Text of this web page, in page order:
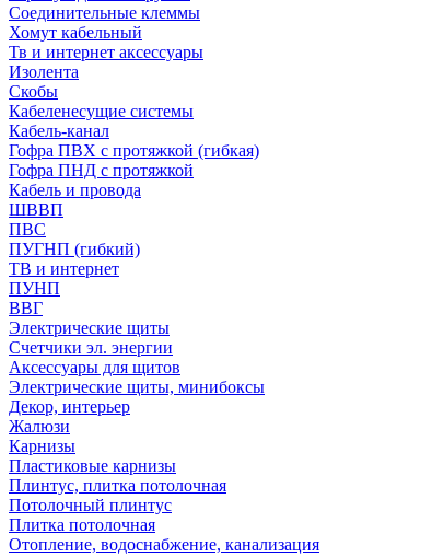
Соединительные клеммы
Хомут кабельный
Тв и интернет аксессуары
Изолента
Скобы
Кабеленесущие системы
Кабель-канал
Гофра ПВХ с протяжкой (гибкая)
Гофра ПНД с протяжкой
Кабель и провода
ШВВП
ПВС
ПУГНП (гибкий)
ТВ и интернет
ПУНП
ВВГ
Электрические щиты
Счетчики эл. энергии
Аксессуары для щитов
Электрические щиты, минибоксы
Декор, интерьер
Жалюзи
Карнизы
Пластиковые карнизы
Плинтус, плитка потолочная
Потолочный плинтус
Плитка потолочная
Отопление, водоснабжение, канализация